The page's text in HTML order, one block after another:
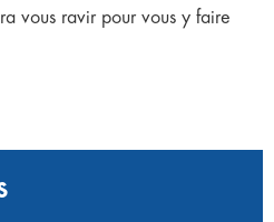
vous ravir pour vous y faire